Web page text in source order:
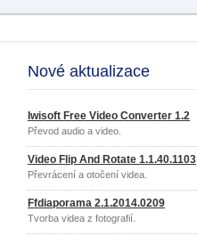
Nové aktualizace
Iwisoft Free Video Converter 1.2
Převod audio a video.
Video Flip And Rotate 1.1.40.1103
Převrácení a otočení videa.
Ffdiaporama 2.1.2014.0209
Tvorba videa z fotografií.